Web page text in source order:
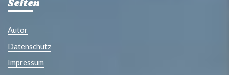
Seiten
Autor
Datenschutz
Impressum